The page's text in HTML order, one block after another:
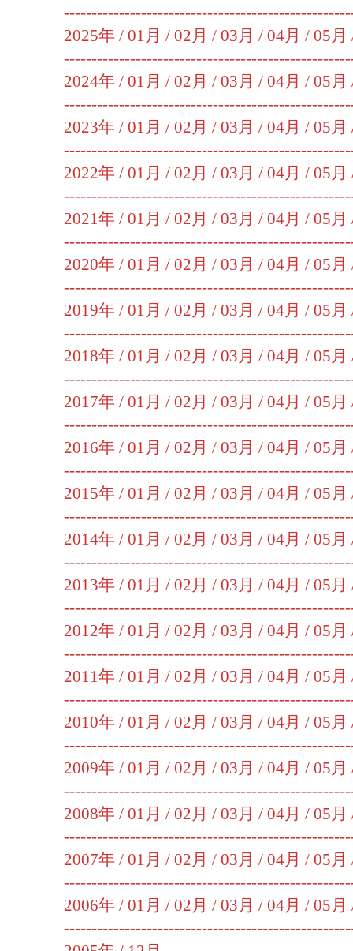
2025年 / 01月 / 02月 / 03月 / 04月 / 05月
2024年 / 01月 / 02月 / 03月 / 04月 / 05月
2023年 / 01月 / 02月 / 03月 / 04月 / 05月
2022年 / 01月 / 02月 / 03月 / 04月 / 05月
2021年 / 01月 / 02月 / 03月 / 04月 / 05月
2020年 / 01月 / 02月 / 03月 / 04月 / 05月
2019年 / 01月 / 02月 / 03月 / 04月 / 05月
2018年 / 01月 / 02月 / 03月 / 04月 / 05月
2017年 / 01月 / 02月 / 03月 / 04月 / 05月
2016年 / 01月 / 02月 / 03月 / 04月 / 05月
2015年 / 01月 / 02月 / 03月 / 04月 / 05月
2014年 / 01月 / 02月 / 03月 / 04月 / 05月
2013年 / 01月 / 02月 / 03月 / 04月 / 05月
2012年 / 01月 / 02月 / 03月 / 04月 / 05月
2011年 / 01月 / 02月 / 03月 / 04月 / 05月
2010年 / 01月 / 02月 / 03月 / 04月 / 05月
2009年 / 01月 / 02月 / 03月 / 04月 / 05月
2008年 / 01月 / 02月 / 03月 / 04月 / 05月
2007年 / 01月 / 02月 / 03月 / 04月 / 05月
2006年 / 01月 / 02月 / 03月 / 04月 / 05月